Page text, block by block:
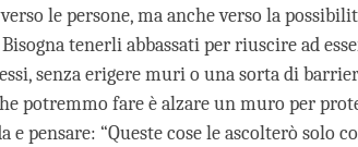
le persone, ma anche verso la
tenerli abbassati per riuscire ad
senza erigere muri o una sorta di
potremmo fare è alzare un muro per
e pensare: “Queste cose le ascolterò solo